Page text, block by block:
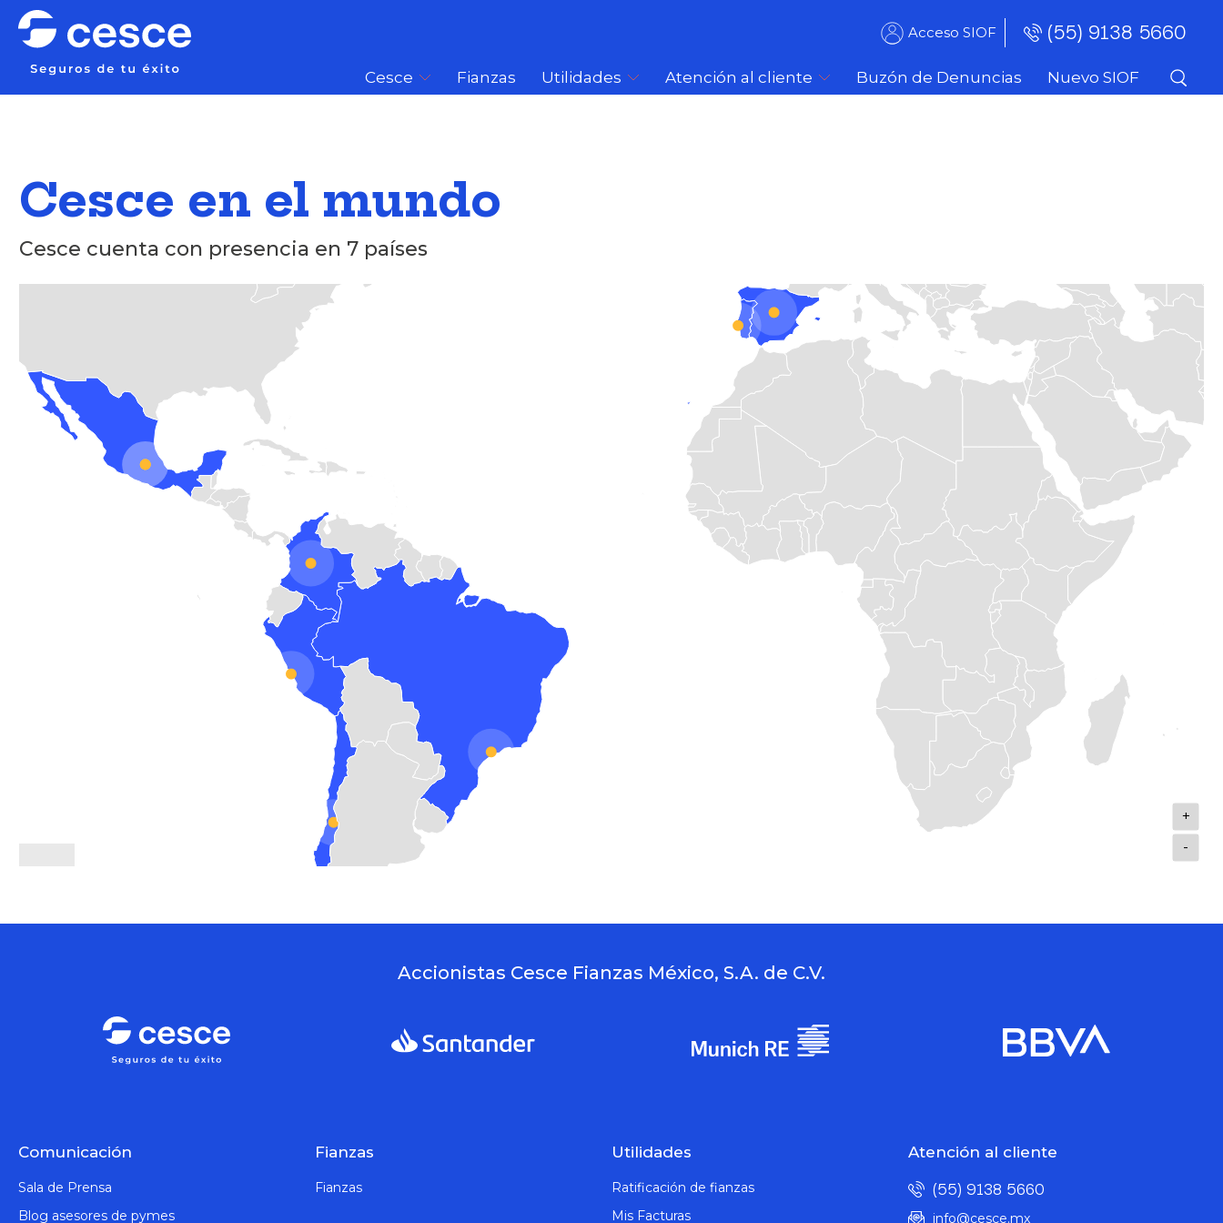
Acceso SIOF (55) 9138 5660
Cesce Fianzas Utilidades Atención al cliente Buzón de Denuncias Nuevo SIOF
Cesce en el mundo
Cesce cuenta con presencia en 7 países
+
-
Accionistas Cesce Fianzas México, S.A. de C.V.
Comunicación
Sala de Prensa
Blog asesores de pymes
Fianzas
Fianzas
Utilidades
Ratificación de fianzas
Mis Facturas
Atención al cliente
(55) 9138 5660
info@cesce.mx